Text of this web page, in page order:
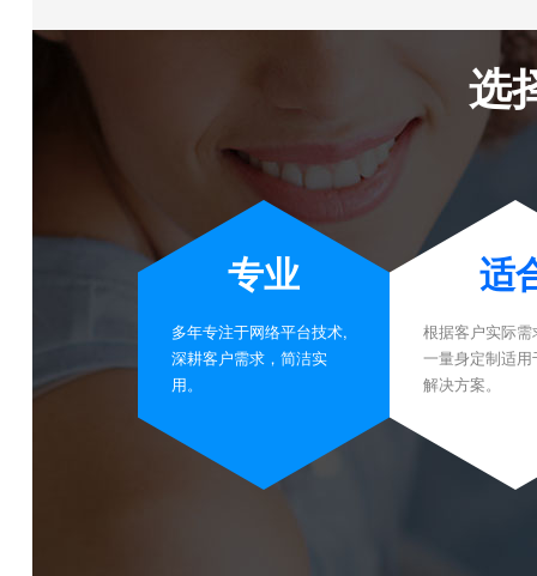
选
专业
多年专注于网络平台技术,
深耕客户需求，简洁实
用。
适
根据客户实际
一量身定制适
解决方案。